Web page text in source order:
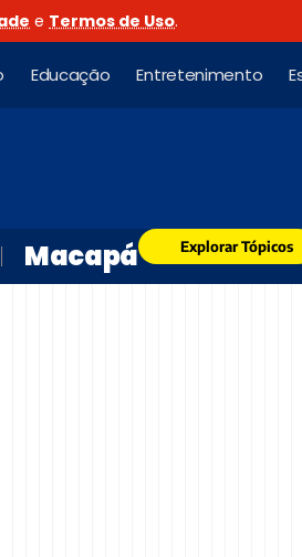
e Termos de Uso.
Educação Entretenimento
Macapá Explorar Tópicos